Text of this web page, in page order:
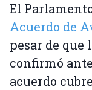
El
Acuerdo de
pesar de que
confirmó
acuerdo